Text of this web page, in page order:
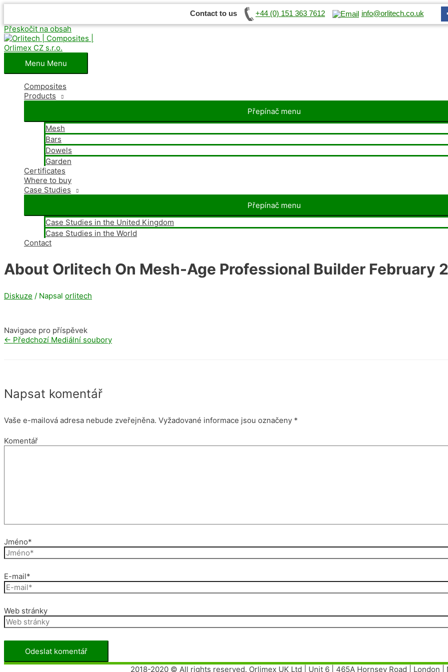
Contact to us +44 (0) 151 363 7612 info@orlitech.co.uk
Přeskočit na obsah
Menu Menu
Composites
Products
Přepínač menu
Mesh
Bars
Dowels
Garden
Certificates
Where to buy
Case Studies
Přepínač menu
Case Studies in the United Kingdom
Case Studies in the World
Contact
About Orlitech On Mesh-Age Professional Builder February
Diskuze / Napsal orlitech
Navigace pro příspěvek
← Předchozí Mediální soubory
Napsat komentář
Vaše e-mailová adresa nebude zveřejněna. Vyžadované informace jsou označeny *
Komentář
Jméno*
E-mail*
Web stránky
2018-2020 © All rights reserved. Orlimex UK Ltd | Unit 6 | 465A Hornsey Road | London |